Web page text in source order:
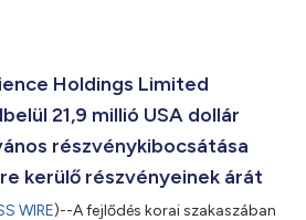
Holdings Limited
21,9 millió USA dollár
részvénykibocsátása
kerülő részvényeinek árát
WIRE)--A fejlődés korai szakaszában